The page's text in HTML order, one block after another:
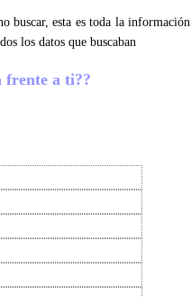
buscar, esta es toda la información
los datos que buscaban
frente a ti??